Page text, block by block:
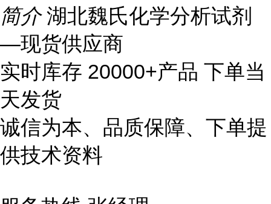
简介 湖北魏氏化学分析试剂
—现货供应商
实时库存 20000+产品 下单当
天发货
诚信为本、品质保障、下单提
供技术资料